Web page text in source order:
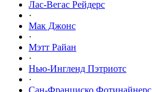
Лас-Вегас Рейдерс
·
Мак Джонс
·
Мэтт Райан
·
Нью-Ингленд Пэтриотс
·
Сан-Франциско Фотинайнерс